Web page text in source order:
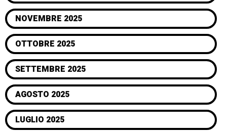
NOVEMBRE 2025
OTTOBRE 2025
SETTEMBRE 2025
AGOSTO 2025
LUGLIO 2025